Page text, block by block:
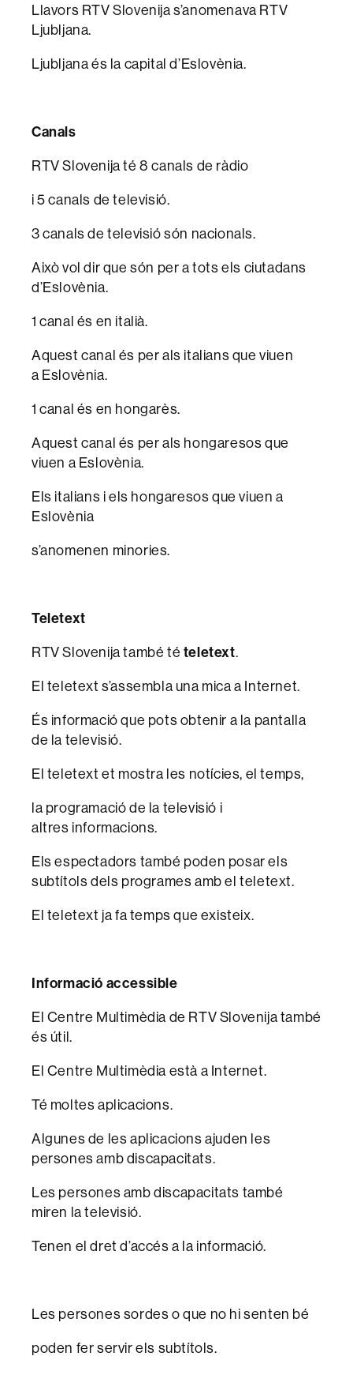
Llavors RTV Slovenija s’anomenava RTV
Ljubljana.
Ljubljana és la capital d’Eslovènia.
Canals
RTV Slovenija té 8 canals de ràdio
i 5 canals de televisió.
3 canals de televisió són nacionals.
Això vol dir que són per a tots els ciutadans
d’Eslovènia.
1 canal és en italià.
Aquest canal és per als italians que viuen
a Eslovènia.
1 canal és en hongarès.
Aquest canal és per als hongaresos que
viuen a Eslovènia.
Els italians i els hongaresos que viuen a
Eslovènia
s’anomenen minories.
Teletext
RTV Slovenija també té teletext.
El teletext s’assembla una mica a Internet.
És informació que pots obtenir a la pantalla
de la televisió.
El teletext et mostra les notícies, el temps,
la programació de la televisió i
altres informacions.
Els espectadors també poden posar els
subtítols dels programes amb el teletext.
El teletext ja fa temps que existeix.
Informació accessible
El Centre Multimèdia de RTV Slovenija també
és útil.
El Centre Multimèdia està a Internet.
Té moltes aplicacions.
Algunes de les aplicacions ajuden les
persones amb discapacitats.
Les persones amb discapacitats també
miren la televisió.
Tenen el dret d’accés a la informació.
Les persones sordes o que no hi senten bé
poden fer servir els subtítols.